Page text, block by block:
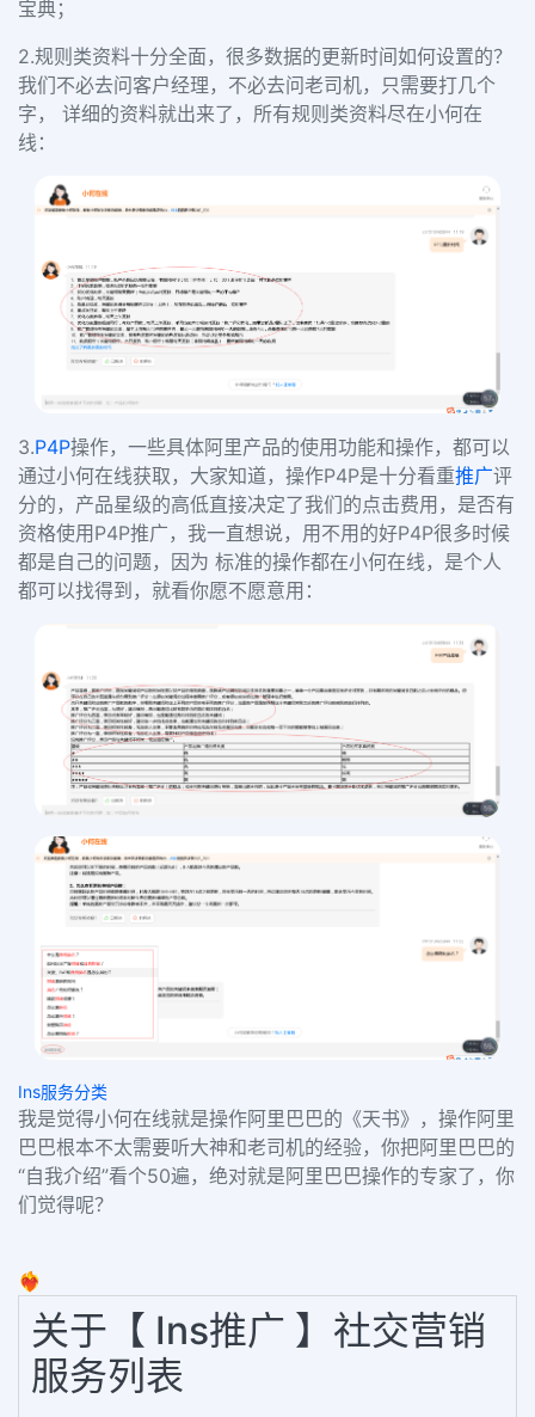
宝典；
2.规则类资料十分全面，很多数据的更新时间如何设置的？
我们不必去问客户经理，不必去问老司机，只需要打几个
字， 详细的资料就出来了，所有规则类资料尽在小何在
线：
3.P4P操作，一些具体阿里产品的使用功能和操作，都可以
通过小何在线获取，大家知道，操作P4P是十分看重推广评
分的，产品星级的高低直接决定了我们的点击费用，是否有
资格使用P4P推广，我一直想说，用不用的好P4P很多时候
都是自己的问题，因为 标准的操作都在小何在线，是个人
都可以找得到，就看你愿不愿意用：
Ins服务分类
我是觉得小何在线就是操作阿里巴巴的《天书》，操作阿里
巴巴根本不太需要听大神和老司机的经验，你把阿里巴巴的
“自我介绍”看个50遍，绝对就是阿里巴巴操作的专家了，你
们觉得呢？
❤️‍🔥
关于【 Ins推广 】社交营销
服务列表